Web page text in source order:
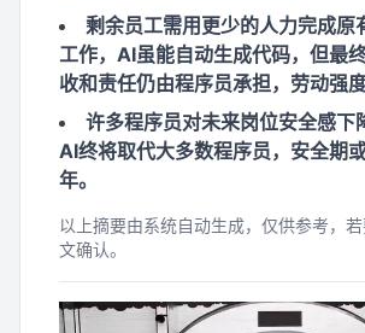
剩余员工需用更少的人力完成原
工作，AI虽能自动生成代码，但最
收和责任仍由程序员承担，劳动强度
许多程序员对未来岗位安全感下
AI终将取代大多数程序员，安全期
年。
以上摘要由系统自动生成，仅供参考，
文确认。